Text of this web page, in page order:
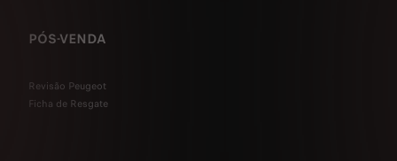
PÓS-VENDA
Revisão Peugeot
Ficha de Resgate